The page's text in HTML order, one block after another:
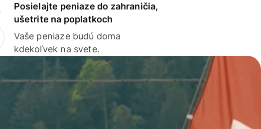
Posielajte peniaze do zahraničia,
ušetrite na poplatkoch
Vaše peniaze budú doma
kdekoľvek na svete.